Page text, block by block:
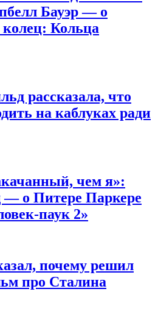
Бауэр — о
колец: Кольца
рассказала, что
на каблуках ради
чем я»:
— о Питере Паркере
паук 2»
почему решил
про Сталина